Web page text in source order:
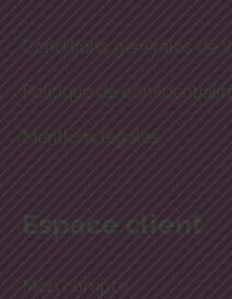
Conditions générales de
Politique de
Mentions légales
Espace client
Mon compte